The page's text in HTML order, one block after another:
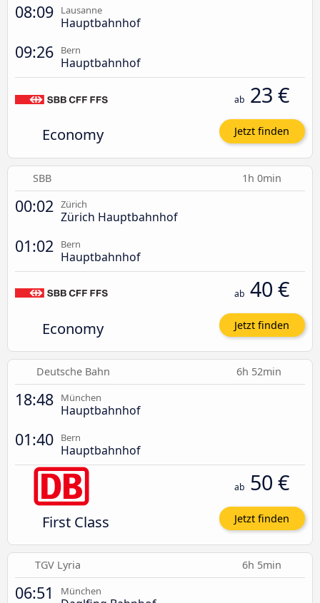
08:09 Lausanne
Hauptbahnhof
09:26 Bern
Hauptbahnhof
Economy
ab 23 €
Jetzt finden
SBB 1h 0min
00:02 Zürich
Zürich Hauptbahnhof
01:02 Bern
Hauptbahnhof
Economy
ab 40 €
Jetzt finden
Deutsche Bahn 6h 52min
18:48 München
Hauptbahnhof
01:40 Bern
Hauptbahnhof
First Class
ab 50 €
Jetzt finden
TGV Lyria 6h 5min
06:51 München